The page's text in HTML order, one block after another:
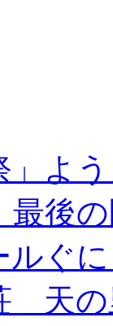
」よ
最後
ルぐ
天の